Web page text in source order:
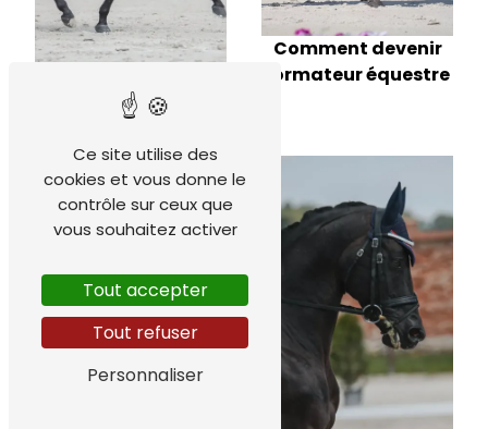
équitation
Comment devenir
formateur équestre
Ce site utilise des
cookies et vous donne le
contrôle sur ceux que
vous souhaitez activer
Tout accepter
Tout refuser
Personnaliser